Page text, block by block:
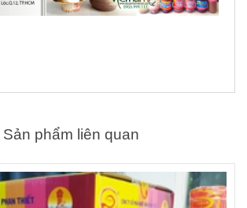
Sản phẩm liên quan